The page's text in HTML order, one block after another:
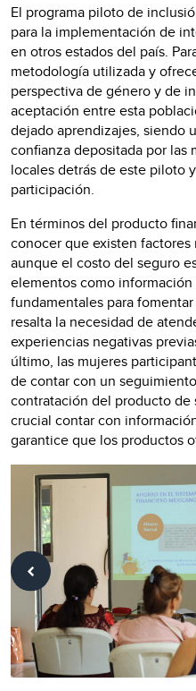
El programa piloto de
para la implementación de
en otros estados del país.
metodología utilizada y
perspectiva de género y de
aceptación entre esta
dejado aprendizajes, siendo
confianza depositada por las
locales detrás de este piloto
participación.
En términos del producto
conocer que existen
aunque el costo del seguro
elementos como
fundamentales para
resalta la necesidad de
experiencias negativas
último, las mujeres
de contar con un
contratación del producto de
crucial contar con
garantice que los productos